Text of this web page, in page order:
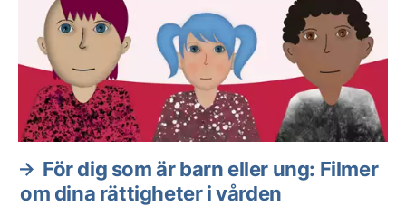
För dig som är barn eller ung: Filmer
om dina rättigheter i vården